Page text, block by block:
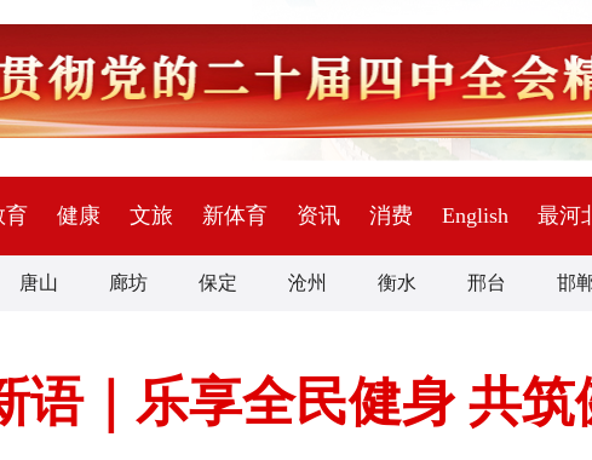
育 健康 文旅 新体育 资讯 消费 English 最河
唐山 廊坊 保定 沧州 衡水 邢台 邯
语｜乐享全民健身 共筑